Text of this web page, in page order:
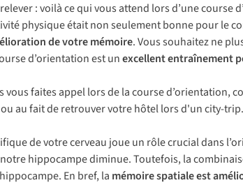
: voilà ce qui vous attend lors d’une
physique était non seulement bonne pour le
de votre mémoire. Vous souhaitez ne
d’orientation est unexcellent entraînement
faites appel lors de la course d’orientation,
au fait de retrouver votre hôtel lors d'un city-
de votre cerveau joue un rôle crucial dans
hippocampe diminue. Toutefois, la
En bref, la mémoire spatiale est